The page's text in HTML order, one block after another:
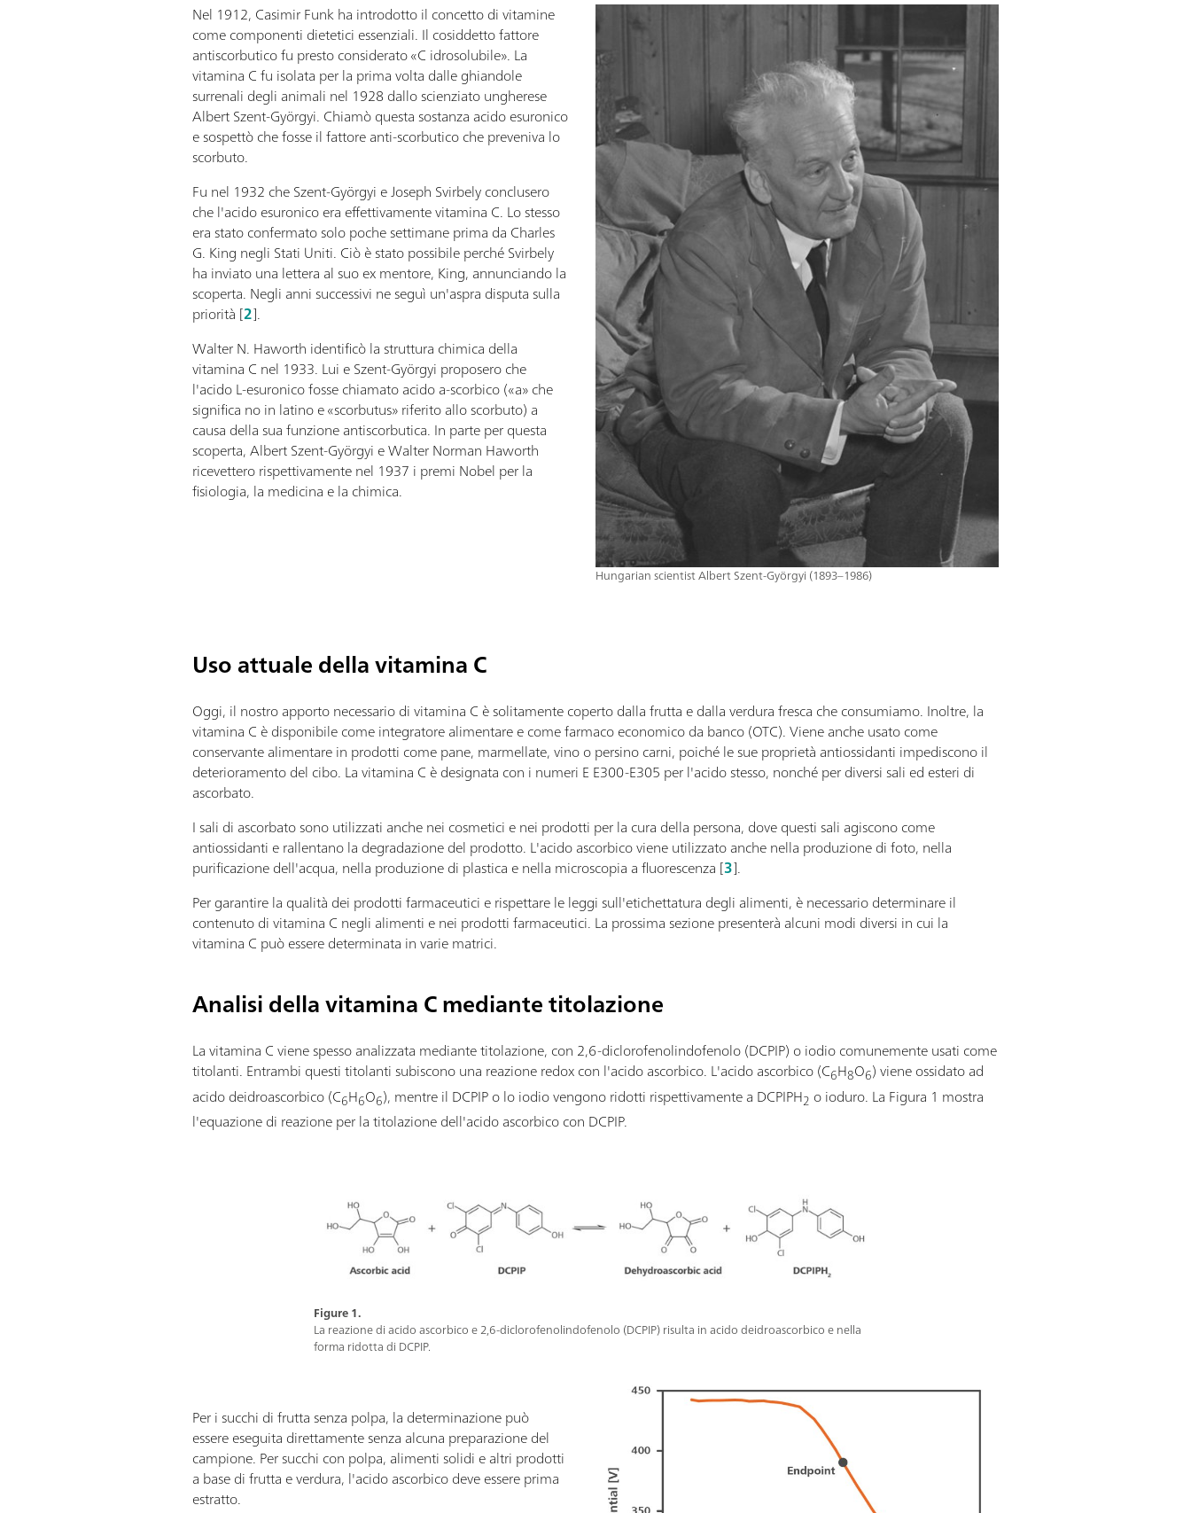
Hungarian scientist Albert Szent-Györgyi (1893–1986)
Nel 1912, Casimir Funk ha introdotto il concetto di vitamine
come componenti dietetici essenziali. Il cosiddetto fattore
antiscorbutico fu presto considerato «C idrosolubile». La
vitamina C fu isolata per la prima volta dalle ghiandole
surrenali degli animali nel 1928 dallo scienziato ungherese
Albert Szent-Györgyi. Chiamò questa sostanza acido esuronico
e sospettò che fosse il fattore anti-scorbutico che preveniva lo
scorbuto.
Fu nel 1932 che Szent-Györgyi e Joseph Svirbely conclusero
che l'acido esuronico era effettivamente vitamina C. Lo stesso
era stato confermato solo poche settimane prima da Charles
G. King negli Stati Uniti. Ciò è stato possibile perché Svirbely
ha inviato una lettera al suo ex mentore, King, annunciando la
scoperta. Negli anni successivi ne seguì un'aspra disputa sulla
priorità [2].
Walter N. Haworth identificò la struttura chimica della
vitamina C nel 1933. Lui e Szent-Györgyi proposero che
l'acido L-esuronico fosse chiamato acido a-scorbico («a» che
significa no in latino e «scorbutus» riferito allo scorbuto) a
causa della sua funzione antiscorbutica. In parte per questa
scoperta, Albert Szent-Györgyi e Walter Norman Haworth
ricevettero rispettivamente nel 1937 i premi Nobel per la
fisiologia, la medicina e la chimica.
Uso attuale della vitamina C
Oggi, il nostro apporto necessario di vitamina C è solitamente coperto dalla frutta e dalla verdura fresca che consumiamo. Inoltre, la
vitamina C è disponibile come integratore alimentare e come farmaco economico da banco (OTC). Viene anche usato come
conservante alimentare in prodotti come pane, marmellate, vino o persino carni, poiché le sue proprietà antiossidanti impediscono il
deterioramento del cibo. La vitamina C è designata con i numeri E E300-E305 per l'acido stesso, nonché per diversi sali ed esteri di
ascorbato.
I sali di ascorbato sono utilizzati anche nei cosmetici e nei prodotti per la cura della persona, dove questi sali agiscono come
antiossidanti e rallentano la degradazione del prodotto. L'acido ascorbico viene utilizzato anche nella produzione di foto, nella
purificazione dell'acqua, nella produzione di plastica e nella microscopia a fluorescenza [3].
Per garantire la qualità dei prodotti farmaceutici e rispettare le leggi sull'etichettatura degli alimenti, è necessario determinare il
contenuto di vitamina C negli alimenti e nei prodotti farmaceutici. La prossima sezione presenterà alcuni modi diversi in cui la
vitamina C può essere determinata in varie matrici.
Analisi della vitamina C mediante titolazione
La vitamina C viene spesso analizzata mediante titolazione, con 2,6-diclorofenolindofenolo (DCPIP) o iodio comunemente usati come
titolanti. Entrambi questi titolanti subiscono una reazione redox con l'acido ascorbico. L'acido ascorbico (C6H8O6) viene ossidato ad
acido deidroascorbico (C6H6O6), mentre il DCPIP o lo iodio vengono ridotti rispettivamente a DCPIPH2 o ioduro. La Figura 1 mostra
l'equazione di reazione per la titolazione dell'acido ascorbico con DCPIP.
Figure 1.
La reazione di acido ascorbico e 2,6-diclorofenolindofenolo (DCPIP) risulta in acido deidroascorbico e nella
forma ridotta di DCPIP.
Per i succhi di frutta senza polpa, la determinazione può
essere eseguita direttamente senza alcuna preparazione del
campione. Per succhi con polpa, alimenti solidi e altri prodotti
a base di frutta e verdura, l'acido ascorbico deve essere prima
estratto.